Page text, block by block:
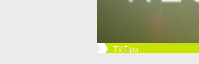
TV-Tipp